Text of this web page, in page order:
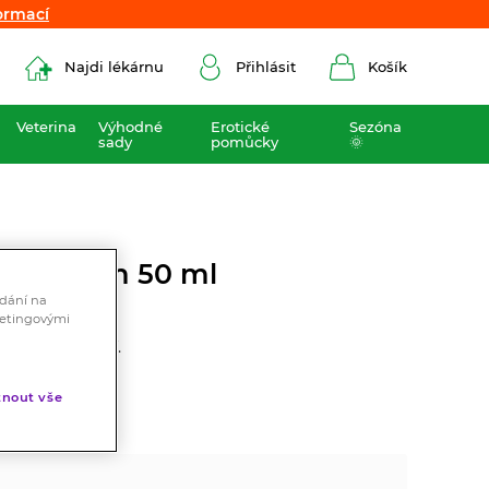
Najdi lékárnu Přihlásit Košík
Veterina
Výhodné
sady
Erotické
pomůcky
Sezóna
🌞
krém 50 ml
partií.
na
vše